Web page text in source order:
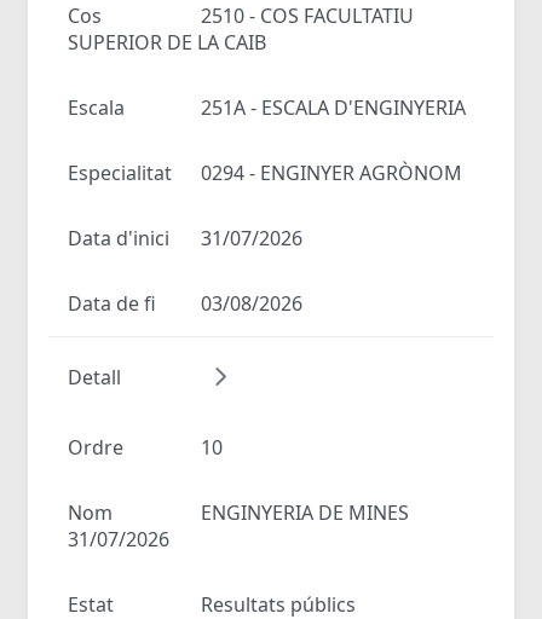
Cos
2510 - COS FACULTATIU
SUPERIOR DE LA CAIB
Escala 251A - ESCALA D'ENGINYERIA
Especialitat 0294 - ENGINYER AGRÒNOM
Data d'inici 31/07/2026
Data de fi 03/08/2026
Detall
Ordre 10
Nom
ENGINYERIA DE MINES
31/07/2026
Estat Resultats públics